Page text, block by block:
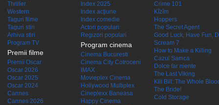
Thriller
Western
Taguri filme
Taguri stiri
Arhiva stiri
Program TV
Premii filme
Premii Oscar
Oscar 2026
Oscar 2025
Oscar 2024
Cannes
Cannes 2026
Index 2025
Index acţiune
Index comedie
Actori populari
Regizori populari
Program cinema
Cinema Bucuresti
Cinema City Cotroceni
IMAX
Movieplex Cinema
Hollywood Multiplex
Cineplexx Baneasa
Happy Cinema
Crime 101
Kîzîm
Hoppers
The Secret Agent
Good Luck, Have Fun,
Scream 7
How to Make a Killing
Cazul Samca
Dolce far niente
The Last Viking
Kill Bill: The Whole
The Bride!
Cold Storage